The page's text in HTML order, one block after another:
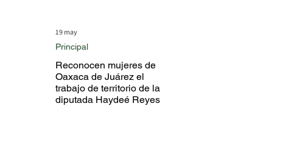
Reconocen mujeres de
Oaxaca de Juárez el
trabajo de territorio de la
diputada Haydeé Reyes
Principal
19 may